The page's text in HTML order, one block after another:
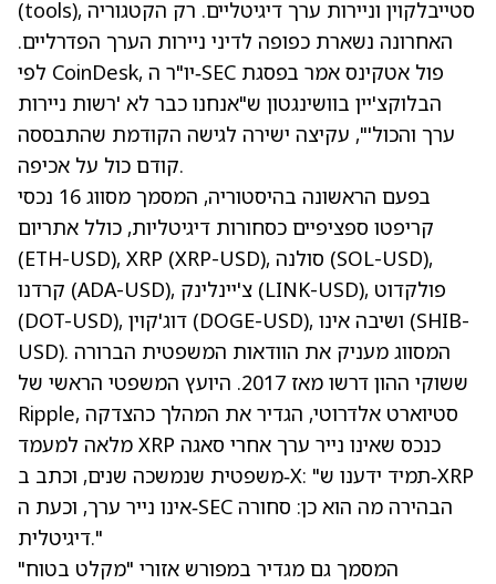
(tools), סטייבלקוין וניירות ערך דיגיטליים. רק הקטגוריה
האחרונה נשארת כפופה לדיני ניירות הערך הפדרליים.
CoinDesk, יו"ר ה‑SEC פול אטקינס אמר בפסגת
הבלוקצ'יין בוושינגטון ש"אנחנו כבר לא 'רשות ניירות
ערך והכול'", עקיצה ישירה לגישה הקודמת שהתבססה
קודם כול על אכיפה.
בפעם הראשונה בהיסטוריה, המסמך
מסווג 16 נכסי
קריפטו ספציפיים כסחורות דיגיטליות, כולל אתריום
(ETH-USD), XRP (XRP-USD) (SOL-USD),
(ADA-USD) (LINK-USD) , פולקדוט
(DOT-USD)
(DOGE-USD), ושיבה אינו (SHIB-
USD). המסווג מעניק את הוודאות המשפטית הברורה
ששוקי ההון דרשו מאז 2017. היועץ המשפטי הראשי של
Ripple, סטיוארט אלדרוטי, הגדיר את המהלך כהצדקה
מלאה למעמד XRP כנכס שאינו נייר ערך אחרי סאגה
משפטית שנמשכה שנים, וכתב ב‑X: "תמיד ידענו ש‑XRP
אינו נייר ערך, וכעת ה‑SEC הבהירה מה הוא כן: סחורה
דיגיטלית."
המסמך גם מגדיר במפורש אזורי "מקלט בטוח"